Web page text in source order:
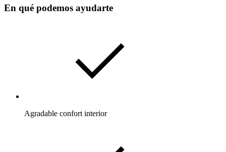
En qué podemos ayudarte
Agradable confort interior